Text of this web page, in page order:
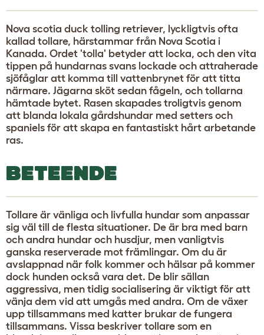
Nova scotia duck tolling retriever, lyckligtvis ofta
kallad tollare, härstammar från Nova Scotia i
Kanada. Ordet 'tolla' betyder att locka, och den vita
tippen på hundarnas svans lockade och attraherade
sjöfåglar att komma till vattenbrynet för att titta
närmare. Jägarna sköt sedan fågeln, och tollarna
hämtade bytet. Rasen skapades troligtvis genom
att blanda lokala gårdshundar med setters och
spaniels för att skapa en fantastiskt hårt arbetande
ras.
BETEENDE
Tollare är vänliga och livfulla hundar som anpassar
sig väl till de flesta situationer. De är bra med barn
och andra hundar och husdjur, men vanligtvis
ganska reserverade mot främlingar. Om du är
avslappnad när folk kommer och hälsar på kommer
dock hunden också vara det. De blir sällan
aggressiva, men tidig socialisering är viktigt för att
vänja dem vid att umgås med andra. Om de växer
upp tillsammans med katter brukar de fungera
tillsammans. Vissa beskriver tollare som en